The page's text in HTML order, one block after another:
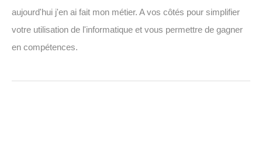
aujourd'hui j'en ai fait mon métier. A vos côtés pour simplifier
votre utilisation de l'informatique et vous permettre de gagner
en compétences.